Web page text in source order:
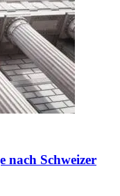
nach Schweizer